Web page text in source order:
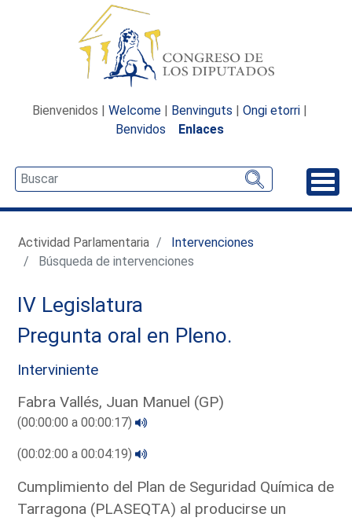
Bienvenidos | Welcome | Benvinguts | Ongi etorri |
Benvidos
Enlaces
Actividad Parlamentaria
Intervenciones
Búsqueda de intervenciones
IV Legislatura
Pregunta oral en Pleno.
Interviniente
Fabra Vallés, Juan Manuel (GP)
(00:00:00 a 00:00:17)
(00:02:00 a 00:04:19)
Cumplimiento del Plan de Seguridad Química de
Tarragona (PLASEQTA) al producirse un